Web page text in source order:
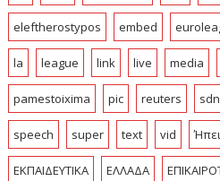
eleftherostypos embed
la league link live media
pamestoixima pic reuters
speech super text vid
ΕΚΠΑΙΔΕΥΤΙΚΑ ΕΛΛΑΔΑ